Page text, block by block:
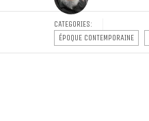
CATEGORIES:
ÉPOQUE CONTEMPORAINE